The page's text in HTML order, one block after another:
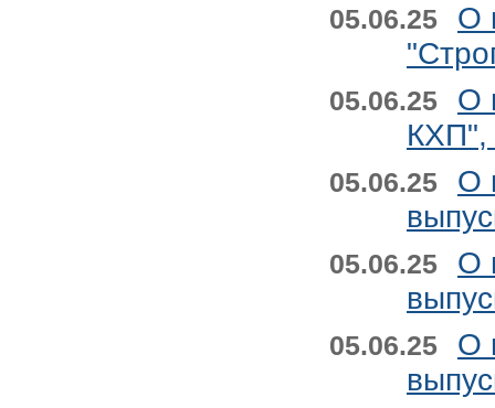
05.06.25
О
05.06.25
О
КХП",
05.06.25
О
05.06.25
О
05.06.25
О